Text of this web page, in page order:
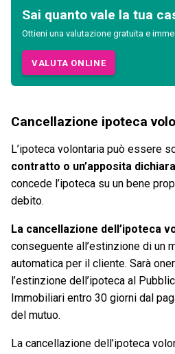
Sai quanto vale la tua
Ottieni una valutazione gratuita e
VALUTA ONLINE
Cancellazione ipoteca
L’ipoteca volontaria può essere
contratto o un’apposita
concede l’ipoteca su un bene
debito.
La cancellazione dell’ipoteca
conseguente all’estinzione di un
automatica per il cliente. Sarà
l’estinzione dell’ipoteca al
Immobiliari entro 30 giorni dal
del mutuo.
La cancellazione dell’ipoteca